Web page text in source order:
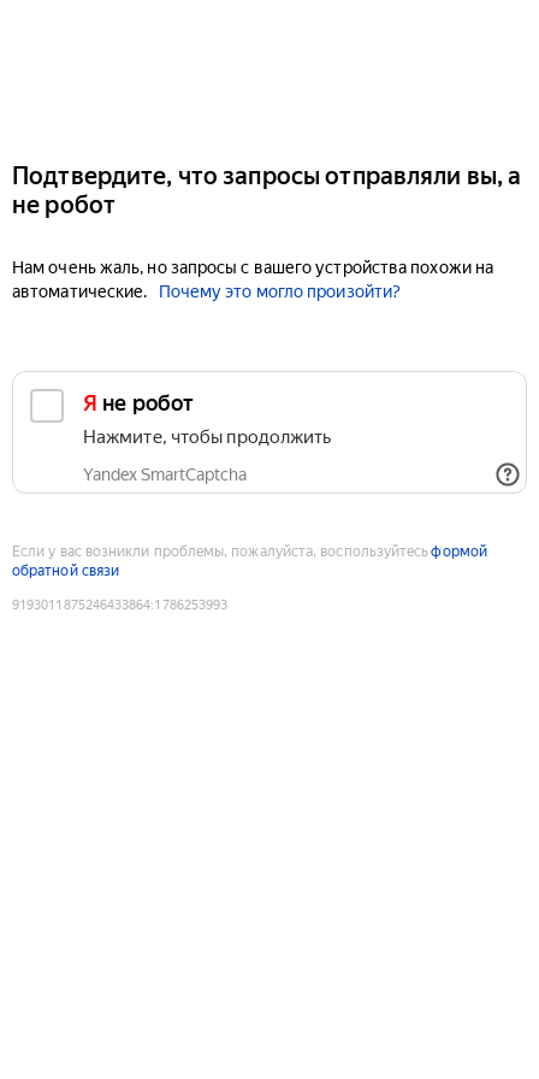
Подтвердите, что запросы отправляли вы, а
не робот
Нам очень жаль, но запросы с вашего устройства похожи на
автоматические.
Почему это могло произойти?
Я не робот
Нажмите, чтобы продолжить
Yandex SmartCaptcha
Если у вас возникли проблемы, пожалуйста, воспользуйтесьформой
обратной связи
9193011875246433864:1786253993